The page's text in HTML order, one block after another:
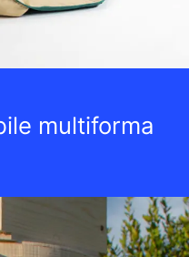
multiforma